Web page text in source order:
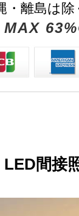
・離島は
MAX
間接